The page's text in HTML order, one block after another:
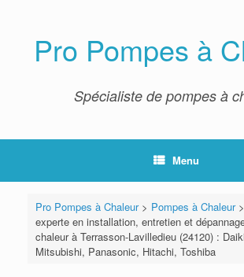
Pro Pompes à
Spécialiste de pompes à
Menu
Pro Pompes à Chaleur> Pompes à Chaleur>
experte en installation, entretien et
chaleur à Terrasson-Lavilledieu (24120) :
Mitsubishi, Panasonic, Hitachi, Toshiba